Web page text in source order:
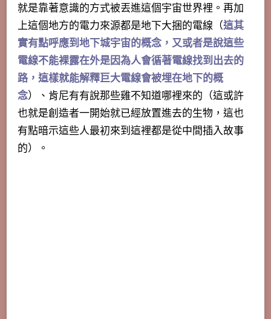
就是靠著意識的方式被丟進這個宇宙世界裡。再加
上這個地方的電力來源都是地下大捆的電線（這其
實有點呼應到地下城宇宙的概念，又或者是說這些
電線不能裸露在外是因為人會循著電線找到出去的
路，這樣就能解釋巨大電線會被埋在地下的概
念）、肯尼有有說那些雞不知道哪裡來的（這或許
也就是創造者一開始就已經放置進去的生物，這也
有點暗示這些人最初來到這裡都是從中間插入故事
的）。